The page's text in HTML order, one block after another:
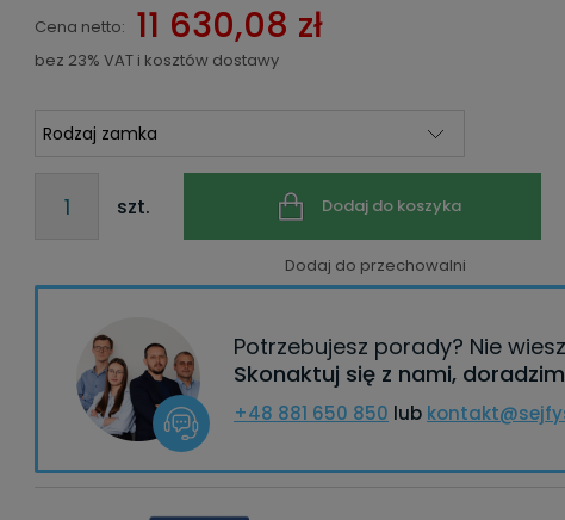
Cena netto: 11 630,08 zł
bez 23% VAT i kosztów dostawy
szt. Dodaj do koszyka
Dodaj do przechowalni
Potrzebujesz porady? Nie
Skonaktuj się z nami,
+48 881 650 850 lub